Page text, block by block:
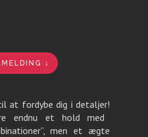
↓
at fordybe dig i detaljer!
endnu et hold med
men et ægte